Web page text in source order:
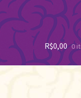
R$0,00 0